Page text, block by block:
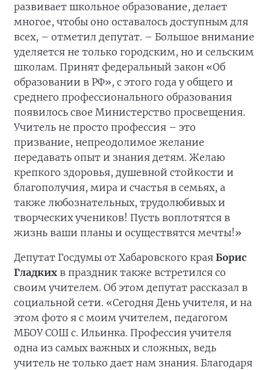
развивает школьное образование, делает
многое, чтобы оно оставалось доступным для
всех, – отметил депутат. – Большое внимание
уделяется не только городским, но и сельским
школам. Принят федеральный закон «Об
образовании в РФ», с этого года у общего и
среднего профессионального образования
появилось свое Министерство просвещения.
Учитель не просто профессия – это
призвание, непреодолимое желание
передавать опыт и знания детям. Желаю
крепкого здоровья, душевной стойкости и
благополучия, мира и счастья в семьях, а
также любознательных, трудолюбивых и
творческих учеников! Пусть воплотятся в
жизнь ваши планы и осуществятся мечты!»
Депутат Госдумы от Хабаровского края Борис
Гладких в праздник также встретился со
своим учителем. Об этом депутат рассказал в
социальной сети. «Сегодня День учителя, и на
этом фото я с моим учителем, педагогом
МБОУ СОШ с. Ильинка. Профессия учителя
одна из самых важных и сложных, ведь
учитель не только дает нам знания. Благодаря